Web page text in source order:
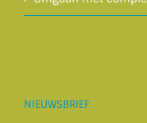
NIEUWSBRIEF